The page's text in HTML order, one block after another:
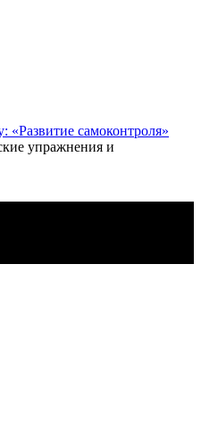
«Развитие самоконтроля»
упражнения и